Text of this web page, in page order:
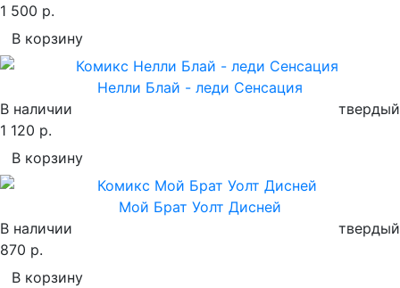
1 500 р.
В корзину
Нелли Блай - леди Сенсация
В наличии
твердый
1 120 р.
В корзину
Мой Брат Уолт Дисней
В наличии
твердый
870 р.
В корзину